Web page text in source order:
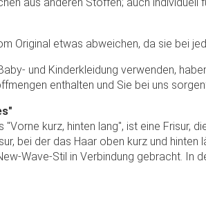
Original etwas abweichen, da sie bei
und Kinderkleidung verwenden,
enthalten und Sie bei uns
kurz, hinten lang", ist eine Frisur,
bei der das Haar oben kurz und
Wave-Stil in Verbindung gebracht.